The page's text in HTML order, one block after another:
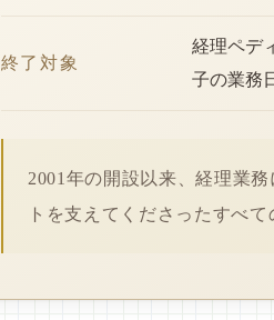
終了対象
経理ペデ
子の業務
2001年の開設以来、経理業
トを支えてくださったすべ